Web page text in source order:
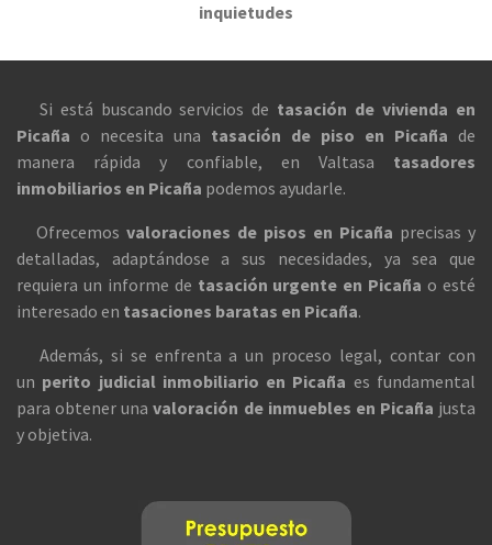
inquietudes
Si está buscando servicios de tasación de vivienda en
Picaña o necesita una tasación de piso en Picaña de
manera rápida y confiable, en Valtasa tasadores
inmobiliarios en Picaña podemos ayudarle.
Ofrecemos valoraciones de pisos en Picaña precisas y
detalladas, adaptándose a sus necesidades, ya sea que
requiera un informe de tasación urgente en Picañao esté
interesado en tasaciones baratas en Picaña.
Además, si se enfrenta a un proceso legal, contar con
un perito judicial inmobiliario en Picaña es fundamental
para obtener unavaloración de inmuebles en Picaña justa
y objetiva.